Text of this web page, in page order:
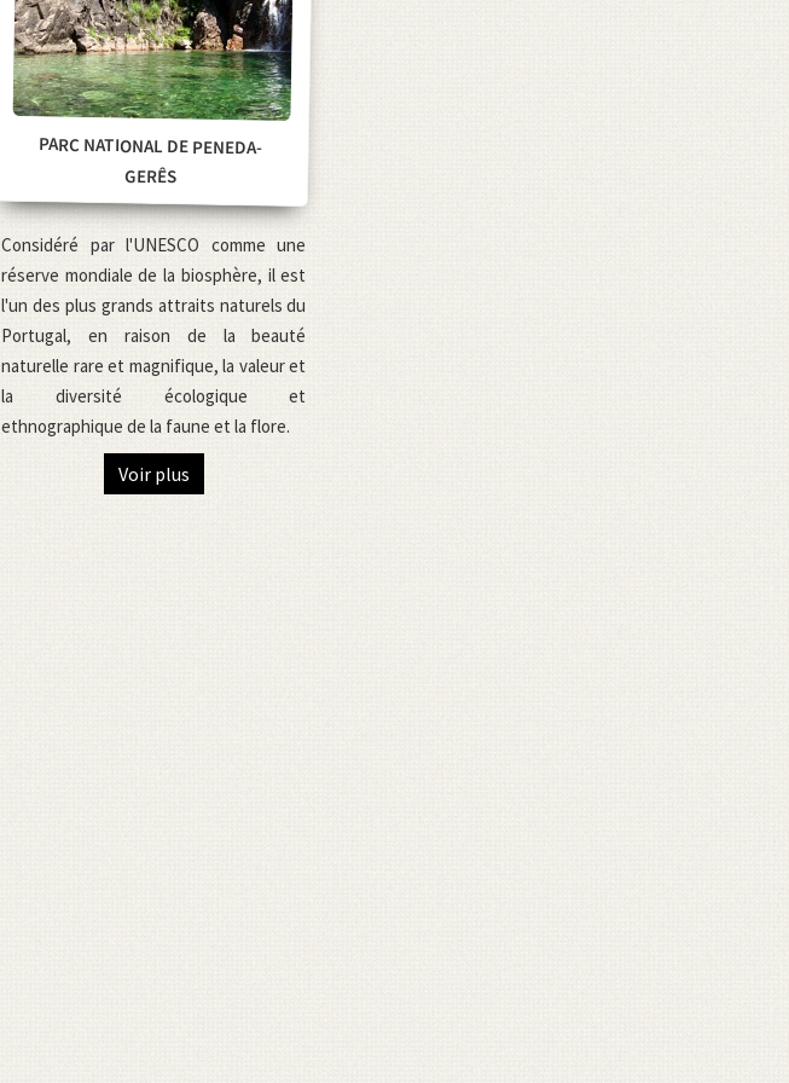
PARC NATIONAL DE PENEDA-
GERÊS
Considéré par l'UNESCO comme une
réserve mondiale de la biosphère, il est
l'un des plus grands attraits naturels du
Portugal, en raison de la beauté
naturelle rare et magnifique, la valeur et
la diversité écologique et
ethnographique de la faune et la flore.
Voir plus